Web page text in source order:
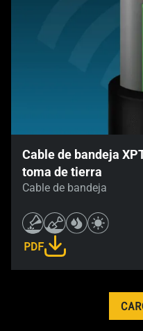
Cable de bandeja
toma de tierra
Cable de bandeja
LINK OPENS IN A
PDF